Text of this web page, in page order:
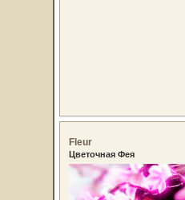
Fleur
Цветочная Фея